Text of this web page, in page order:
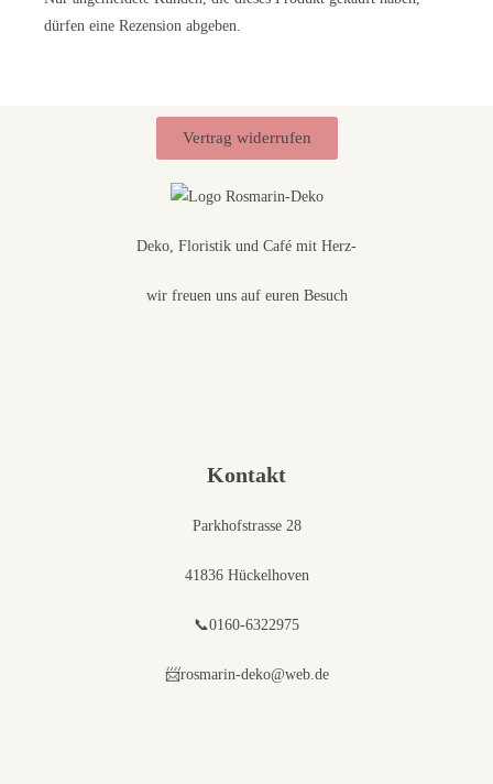
dürfen eine Rezension abgeben.
Vertrag widerrufen
Deko, Floristik und Café mit Herz-
wir freuen uns auf euren Besuch
Kontakt
Parkhofstrasse 28
41836 Hückelhoven
📞0160-6322975
📨rosmarin-deko@web.de